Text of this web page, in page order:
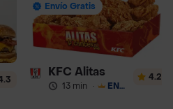
Envío Gratis
KFC Alitas
13 min · ENVÍO GRATIS
4.2